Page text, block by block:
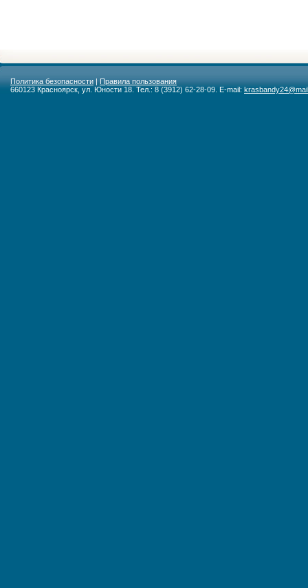
Политика безопасности|Правила пользования
660123 Красноярск, ул. Юности 18. Тел.: 8 (3912) 62-28-09. E-mail: